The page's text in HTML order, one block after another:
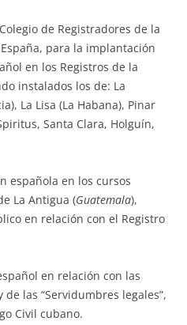
de Registradores de la
para la implantación
en los Registros de la
instalados los de: La
La Lisa (La Habana), Pinar
Santa Clara, Holguín,
española en los cursos
La Antigua (Guatemala),
en relación con el Registro
en relación con las
las “Servidumbres legales”,
Civil cubano.